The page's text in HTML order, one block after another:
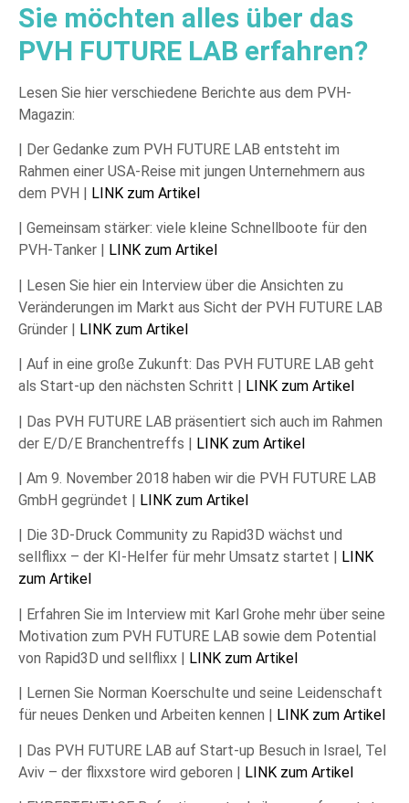
Sie möchten alles über das
PVH FUTURE LAB erfahren?
Lesen Sie hier verschiedene Berichte aus dem PVH-
Magazin:
| Der Gedanke zum PVH FUTURE LAB entsteht im
Rahmen einer USA-Reise mit jungen Unternehmern aus
dem PVH | LINK zum Artikel
| Gemeinsam stärker: viele kleine Schnellboote für den
PVH-Tanker |
LINK zum Artikel
| Lesen Sie hier ein Interview über die Ansichten zu
Veränderungen im Markt aus Sicht der PVH FUTURE LAB
Gründer | LINK zum Artikel
| Auf in eine große Zukunft: Das PVH FUTURE LAB geht
als Start-up den nächsten Schritt |
LINK zum Artikel
| Das PVH FUTURE LAB präsentiert sich auch im Rahmen
der E/D/E Branchentreffs | LINK zum Artikel
| Am 9. November 2018 haben wir die PVH FUTURE LAB
GmbH gegründet | LINK zum Artikel
| Die 3D-Druck Community zu Rapid3D wächst und
sellflixx – der KI-Helfer für mehr Umsatz startet |
LINK
zum Artikel
| Erfahren Sie im Interview mit Karl Grohe mehr über seine
Motivation zum PVH FUTURE LAB sowie dem Potential
von Rapid3D und sellflixx | LINK zum Artikel
| Lernen Sie Norman Koerschulte und seine Leidenschaft
für neues Denken und Arbeiten kennen | LINK zum Artikel
| Das PVH FUTURE LAB auf Start-up Besuch in Israel, Tel
Aviv – der flixxstore wird geboren | LINK zum Artikel